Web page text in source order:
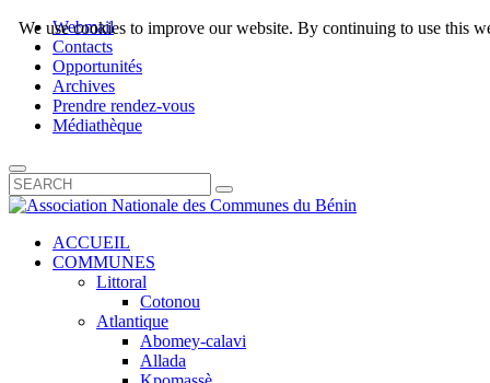
Webmail
Contacts
Opportunités
Archives
Prendre rendez-vous
Médiathèque
ACCUEIL
COMMUNES
Littoral
Cotonou
Atlantique
Abomey-calavi
Allada
We use cookies to improve our website. By continuing to use this